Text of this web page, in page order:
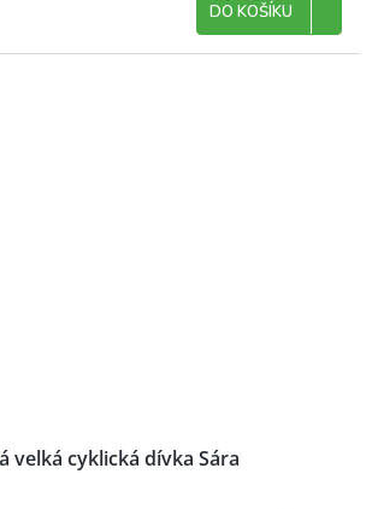
DO KOŠÍKU
velká cyklická dívka Sára